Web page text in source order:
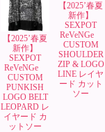
【2025’春夏
新作】
SEXPOT
ReVeNGe
CUSTOM
PUNKISH
LOGO BELT
LEOPARD レ
イヤード カ
ットソー
【2025’春夏
新作】
SEXPOT
ReVeNGe
CUSTOM
SHOULDER
ZIP & LOGO
LINE レイヤ
ード カット
ソー